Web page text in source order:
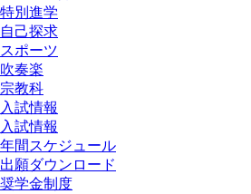
特別進学
自己探求
スポーツ
吹奏楽
宗教科
入試情報
入試情報
年間スケジュール
出願ダウンロード
奨学金制度